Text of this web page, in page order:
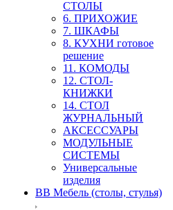
СТОЛЫ
6. ПРИХОЖИЕ
7. ШКАФЫ
8. КУХНИ готовое
решение
11. КОМОДЫ
12. СТОЛ-
КНИЖКИ
14. СТОЛ
ЖУРНАЛЬНЫЙ
АКСЕССУАРЫ
МОДУЛЬНЫЕ
СИСТЕМЫ
Универсальные
изделия
ВВ Мебель (столы, стулья)